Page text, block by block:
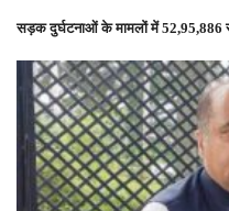
सड़क दुर्घटनाओं के मामलों में 52,95,886